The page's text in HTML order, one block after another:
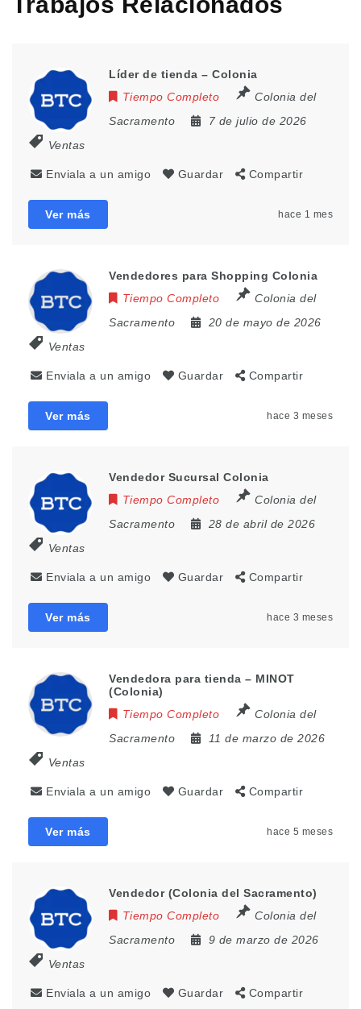
Líder de tienda – Colonia
Tiempo Completo
Colonia del
Sacramento
7 de julio de 2026
Ventas
Enviala a un amigo Guardar Compartir
Ver más hace 1 mes
Vendedores para Shopping Colonia
Tiempo Completo
Colonia del
Sacramento
20 de mayo de 2026
Ventas
Enviala a un amigo Guardar Compartir
Ver más hace 3 meses
Vendedor Sucursal Colonia
Tiempo Completo
Colonia del
Sacramento
28 de abril de 2026
Ventas
Enviala a un amigo Guardar Compartir
Ver más hace 3 meses
Vendedora para tienda – MINOT
(Colonia)
Tiempo Completo
Colonia del
Sacramento
11 de marzo de 2026
Ventas
Enviala a un amigo Guardar Compartir
Ver más hace 5 meses
Vendedor (Colonia del Sacramento)
Tiempo Completo
Colonia del
Sacramento
9 de marzo de 2026
Ventas
Enviala a un amigo Guardar Compartir